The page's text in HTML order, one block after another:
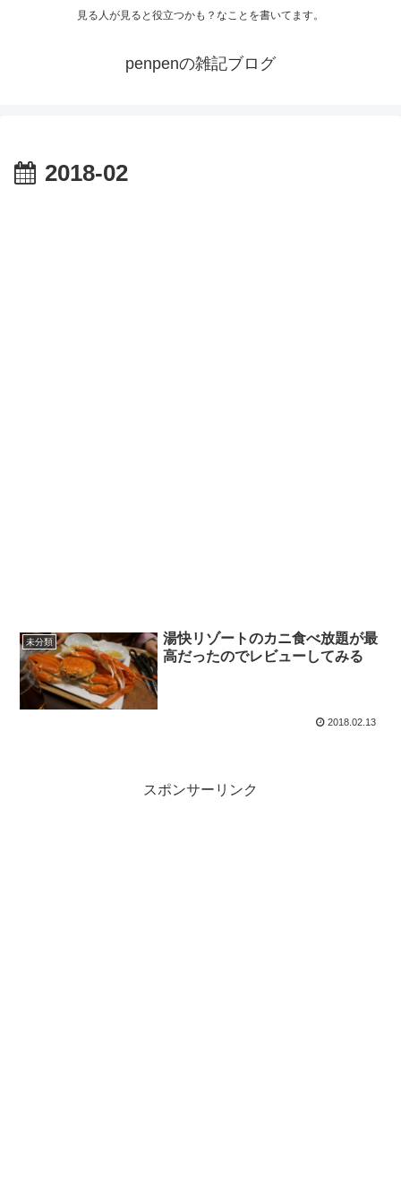
見る人が見ると役立つかも？なことを書いてます。
penpenの雑記ブログ
2018-02
未分類
湯快リゾートのカニ食べ放題が最
高だったのでレビューしてみる
2018.02.13
スポンサーリンク